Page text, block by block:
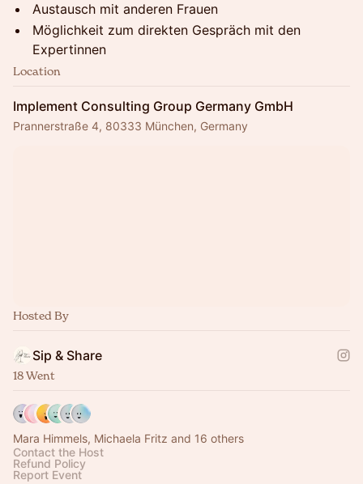
Austausch mit anderen Frauen
Möglichkeit zum direkten Gespräch mit den
Expertinnen
Location
Implement Consulting Group Germany GmbH
Prannerstraße 4, 80333 München, Germany
Hosted By
Sip & Share
18 Went
Mara Himmels, Michaela Fritz and 16 others
Contact the Host
Refund Policy
Report Event